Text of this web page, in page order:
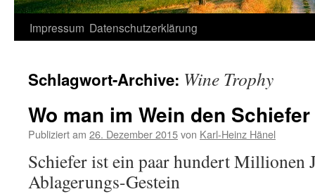
Zum
springen
Impressum Datenschutzerklärung
Schlagwort-Archive: Wine Trophy
Wo man im Wein den
Publiziert am 26. Dezember 2015von Karl-Heinz Hänel
Schiefer ist ein paar hundert Millionen
Ablagerungs-Gestein